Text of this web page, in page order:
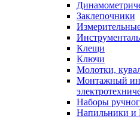
Заклепочники
Клещи
Ключи
Молотки,
Монтажный
Наборы
Напильники